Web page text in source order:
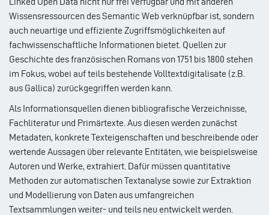
Wissensressourcen des Semantic Web verknüpfbar ist, sondern
auch neuartige und effiziente Zugriffsmöglichkeiten auf
fachwissenschaftliche Informationen bietet. Quellen zur
Geschichte des französischen Romans von 1751 bis 1800 stehen
im Fokus, wobei auf teils bestehende Volltextdigitalisate (z.B.
aus Gallica) zurückgegriffen werden kann.
Als Informationsquellen dienen bibliografische Verzeichnisse,
Fachliteratur und Primärtexte. Aus diesen werden zunächst
Metadaten, konkrete Texteigenschaften und beschreibende oder
wertende Aussagen über relevante Entitäten, wie beispielsweise
Autoren und Werke, extrahiert. Dafür müssen quantitative
Methoden zur automatischen Textanalyse sowie zur Extraktion
und Modellierung von Daten aus umfangreichen
Textsammlungen weiter- und teils neu entwickelt werden.